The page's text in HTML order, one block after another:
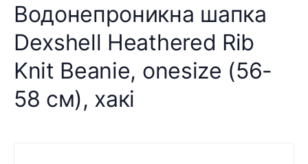
Водонепроникна шапка
Dexshell Heathered Rib
Knit Beanie, onesize (56-
58 см), хакі
Поставте своє
питання, ми
обов'язково відповімо!